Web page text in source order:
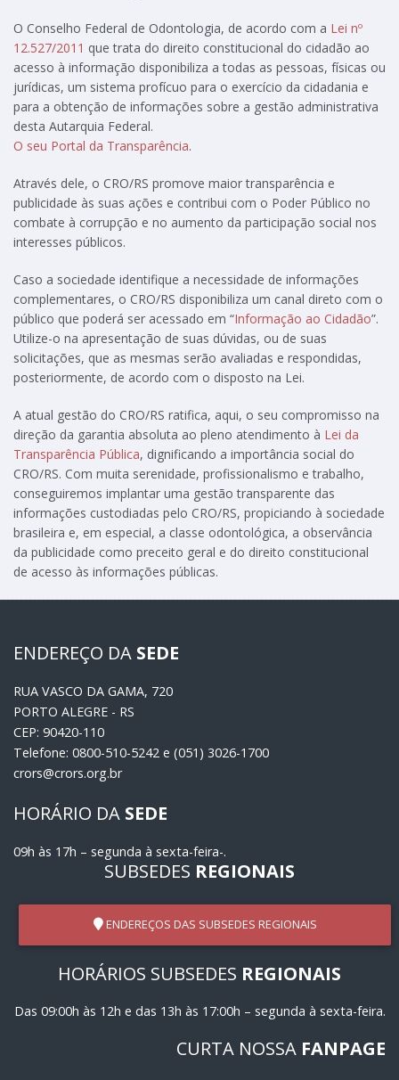
O Conselho Federal de Odontologia, de acordo com a Lei nº
12.527/2011 que trata do direito constitucional do cidadão ao
acesso à informação disponibiliza a todas as pessoas, físicas ou
jurídicas, um sistema profícuo para o exercício da cidadania e
para a obtenção de informações sobre a gestão administrativa
desta Autarquia Federal.
O seu Portal da Transparência.
Através dele, o CRO/RS promove maior transparência e
publicidade às suas ações e contribui com o Poder Público no
combate à corrupção e no aumento da participação social nos
interesses públicos.
Caso a sociedade identifique a necessidade de informações
complementares, o CRO/RS disponibiliza um canal direto com o
público que poderá ser acessado em “Informação ao Cidadão”.
Utilize-o na apresentação de suas dúvidas, ou de suas
solicitações, que as mesmas serão avaliadas e respondidas,
posteriormente, de acordo com o disposto na Lei.
A atual gestão do CRO/RS ratifica, aqui, o seu compromisso na
direção da garantia absoluta ao pleno atendimento à Lei da
Transparência Pública, dignificando a importância social do
CRO/RS. Com muita serenidade, profissionalismo e trabalho,
conseguiremos implantar uma gestão transparente das
informações custodiadas pelo CRO/RS, propiciando à sociedade
brasileira e, em especial, a classe odontológica, a observância
da publicidade como preceito geral e do direito constitucional
de acesso às informações públicas.
ENDEREÇO DA SEDE
RUA VASCO DA GAMA, 720
PORTO ALEGRE - RS
CEP: 90420-110
Telefone: 0800-510-5242 e (051) 3026-1700
crors@crors.org.br
HORÁRIO DA SEDE
09h às 17h – segunda à sexta-feira-.
SUBSEDES REGIONAIS
ENDEREÇOS DAS SUBSEDES REGIONAIS
HORÁRIOS SUBSEDES REGIONAIS
Das 09:00h às 12h e das 13h às 17:00h – segunda à sexta-feira.
CURTA NOSSA FANPAGE